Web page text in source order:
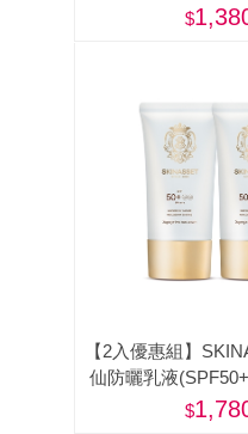
【2入優惠組】
仙防曬乳液